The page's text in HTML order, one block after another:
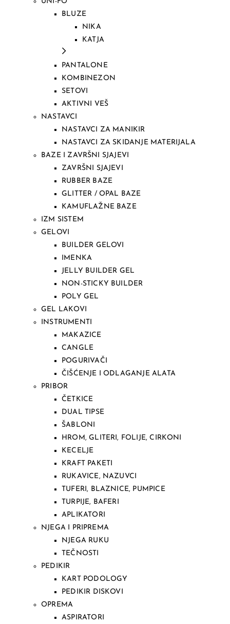
BLUZE
NIKA
KATJA
PANTALONE
KOMBINEZON
SETOVI
AKTIVNI VEŠ
NASTAVCI
NASTAVCI ZA MANIKIR
NASTAVCI ZA SKIDANJE MATERIJALA
BAZE I ZAVRŠNI SJAJEVI
ZAVRŠNI SJAJEVI
RUBBER BAZE
GLITTER / OPAL BAZE
KAMUFLAŽNE BAZE
IZM SISTEM
GELOVI
BUILDER GELOVI
IMENKA
JELLY BUILDER GEL
NON-STICKY BUILDER
POLY GEL
GEL LAKOVI
INSTRUMENTI
MAKAZICE
CANGLE
POGURIVAČI
ČIŠĆENJE I ODLAGANJE ALATA
PRIBOR
ČETKICE
DUAL TIPSE
ŠABLONI
HROM, GLITERI, FOLIJE, CIRKONI
KECELJE
KRAFT PAKETI
RUKAVICE, NAZUVCI
TUFERI, BLAZNICE, PUMPICE
TURPIJE, BAFERI
APLIKATORI
NJEGA I PRIPREMA
NJEGA RUKU
TEČNOSTI
PEDIKIR
KART PODOLOGY
PEDIKIR DISKOVI
OPREMA
ASPIRATORI